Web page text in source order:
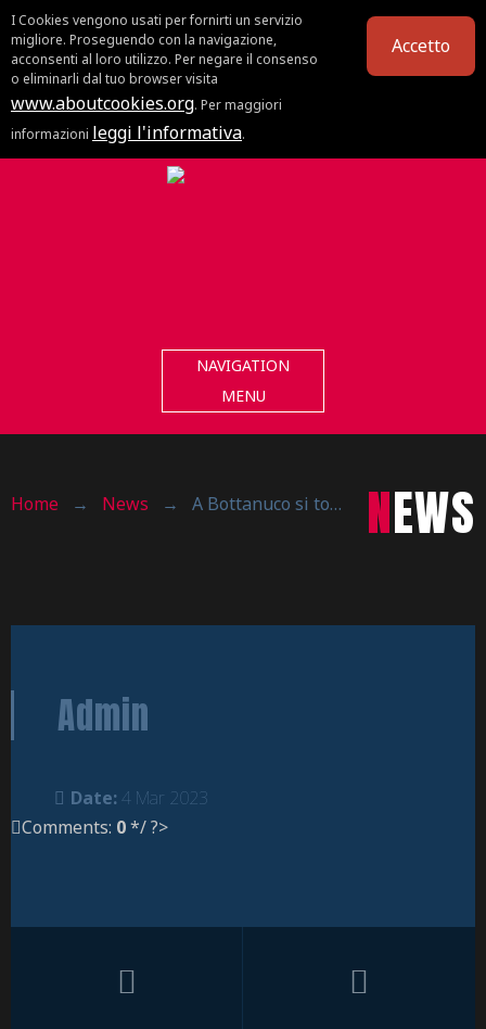
I Cookies vengono usati per fornirti un servizio
migliore. Proseguendo con la navigazione,
acconsenti al loro utilizzo. Per negare il consenso
o eliminarli dal tuo browser visita
www.aboutcookies.org. Per maggiori
informazioni leggi l'informativa.
Accetto
NAVIGATION
MENU
Home → News → A Bottanuco si torna a vincere! NEWS
Admin
Date:4 Mar 2023
Comments: 0*/ ?>